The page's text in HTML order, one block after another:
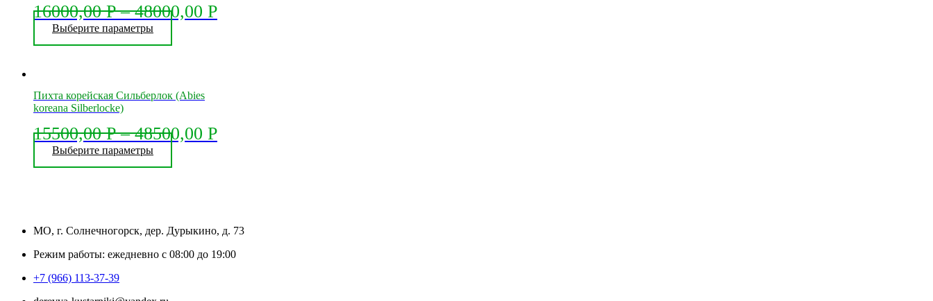
16000,00Р–48000,00 Р
Выберите параметры
Опции
можно
на
странице
Пихта корейская Сильберлок (Abies
koreana Silberlocke)
15500,00Р–48500,00 Р
Выберите параметры
можно
выбрать
на
странице
МО, г. Солнечногорск, дер. Дурыкино, д. 73
Режим работы: ежедневно с 08:00 до 19:00
+7 (966) 113-37-39